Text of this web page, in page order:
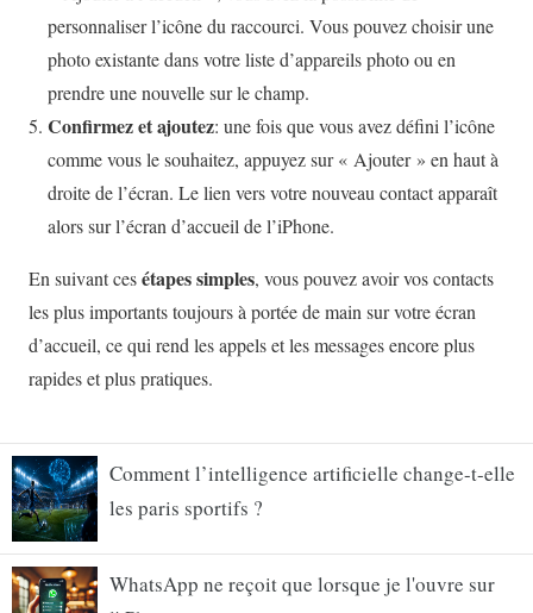
Comment l’intelligence artificielle change-t-elle
les paris sportifs ?
WhatsApp ne reçoit que lorsque je l'ouvre sur